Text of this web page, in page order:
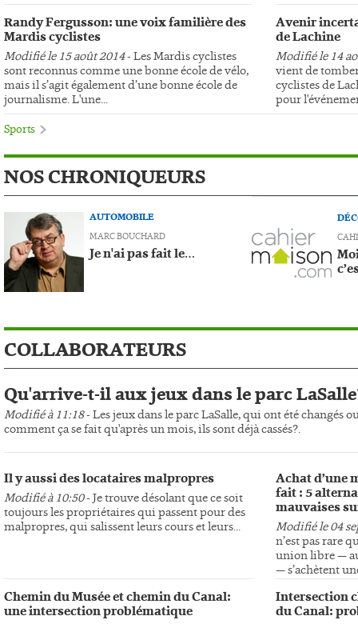
Randy Fergusson: une voix familière des
Mardis cyclistes
Modifié le 15 août 2014- Les Mardis cyclistes
sont reconnus comme une bonne école de vélo,
mais il s’agit également d’une bonne école de
journalisme. L'une...
Avenir
de Lachine
Modifié le 14
vient de
cyclistes de
pour
Sports
NOS CHRONIQUEURS
AUTOMOBILE
MARC BOUCHARD
Je n'ai pas fait le…
COLLABORATEURS
Qu'arrive-t-il aux jeux dans le parc
Modifié à 11:18- Les jeux dans le parc LaSalle, qui ont été changés
comment ça se fait qu'après un mois, ils sont déjà cassés?.
Il y aussi des locataires malpropres
Modifié à 10:50- Je trouve désolant que ce soit
toujours les propriétaires qui passent pour des
malpropres, qui salissent leurs cours et leurs...
Chemin du Musée et chemin du Canal:
une intersection problématique
Achat d’une
fait : 5
mauvaises
Modifié le 04
n’est pas rare
union libre —
— s’achètent
Intersection
du Canal: